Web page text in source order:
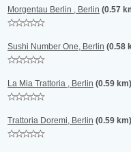
Morgentau Berlin , Berlin (0.57
Sushi Number One, Berlin (0.58
La Mia Trattoria , Berlin (0.59 km)
Trattoria Doremi, Berlin (0.59 km)